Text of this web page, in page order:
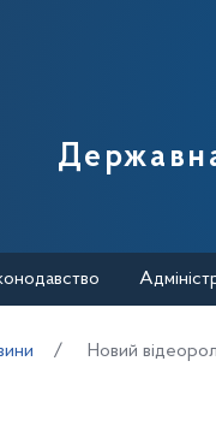
Новий